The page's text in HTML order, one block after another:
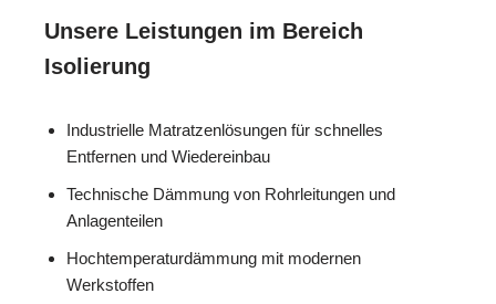
Unsere Leistungen im Bereich
Isolierung
Industrielle Matratzenlösungen für schnelles
Entfernen und Wiedereinbau
Technische Dämmung von Rohrleitungen und
Anlagenteilen
Hochtemperaturdämmung mit modernen
Werkstoffen